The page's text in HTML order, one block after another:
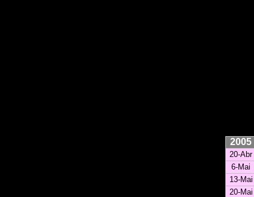
2005
20-Abr
6-Mai
13-Mai
20-Mai